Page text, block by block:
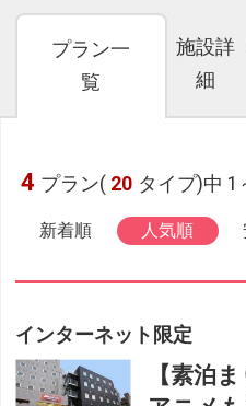
プラン一
覧
施設詳
細
4 プラン( 20 タイプ)中 1
新着順 人気順
インターネット限定
【素泊